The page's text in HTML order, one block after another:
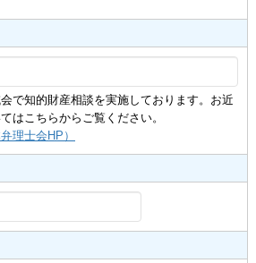
で知的財産相談を実施しております。お近
はこちらからご覧ください。
理士会HP）